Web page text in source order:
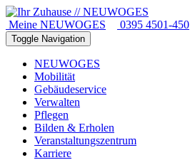
Meine NEUWOGES 0395 4501-450
Toggle Navigation
NEUWOGES
Mobilität
Gebäudeservice
Verwalten
Pflegen
Bilden & Erholen
Veranstaltungszentrum
Karriere